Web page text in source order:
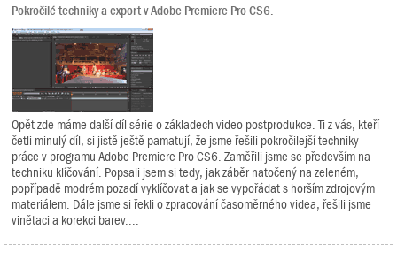
Pokročilé techniky a export v Adobe Premiere Pro CS6.
Opět zde máme další díl série o základech video postprodukce. Ti z vás, kteří
četli minulý díl, si jistě ještě pamatují, že jsme řešili pokročilejší techniky
práce v programu Adobe Premiere Pro CS6. Zaměřili jsme se především na
techniku klíčování. Popsali jsem si tedy, jak záběr natočený na zeleném,
popřípadě modrém pozadí vyklíčovat a jak se vypořádat s horším zdrojovým
materiálem. Dále jsme si řekli o zpracování časoměrného videa, řešili jsme
vinětaci a korekci barev....